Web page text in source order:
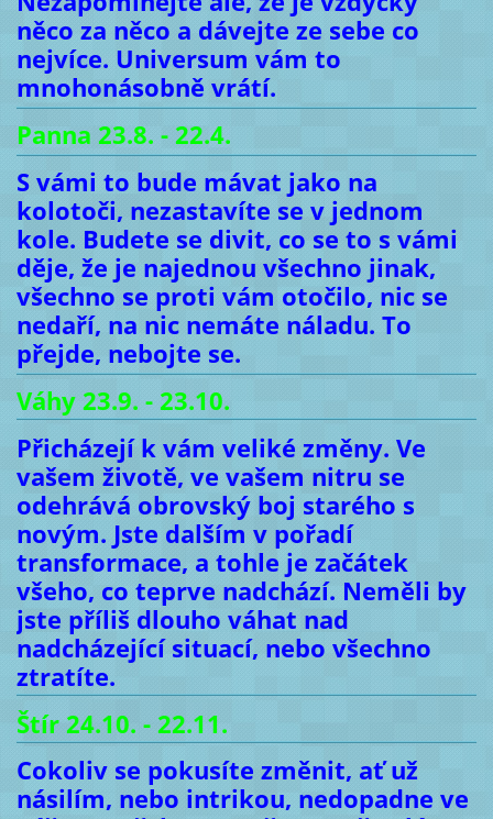
něco za něco a dávejte ze sebe co
nejvíce. Universum vám to
mnohonásobně vrátí.
Panna 23.8. - 22.4.
S vámi to bude mávat jako na
kolotoči, nezastavíte se v jednom
kole. Budete se divit, co se to s vámi
děje, že je najednou všechno jinak,
všechno se proti vám otočilo, nic se
nedaří, na nic nemáte náladu. To
přejde, nebojte se.
Váhy 23.9. - 23.10.
Přicházejí k vám veliké změny. Ve
vašem životě, ve vašem nitru se
odehrává obrovský boj starého s
novým. Jste dalším v pořadí
transformace, a tohle je začátek
všeho, co teprve nadchází. Neměli by
jste příliš dlouho váhat nad
nadcházející situací, nebo všechno
ztratíte.
Štír 24.10. - 22.11.
Cokoliv se pokusíte změnit, ať už
násilím, nebo intrikou, nedopadne ve